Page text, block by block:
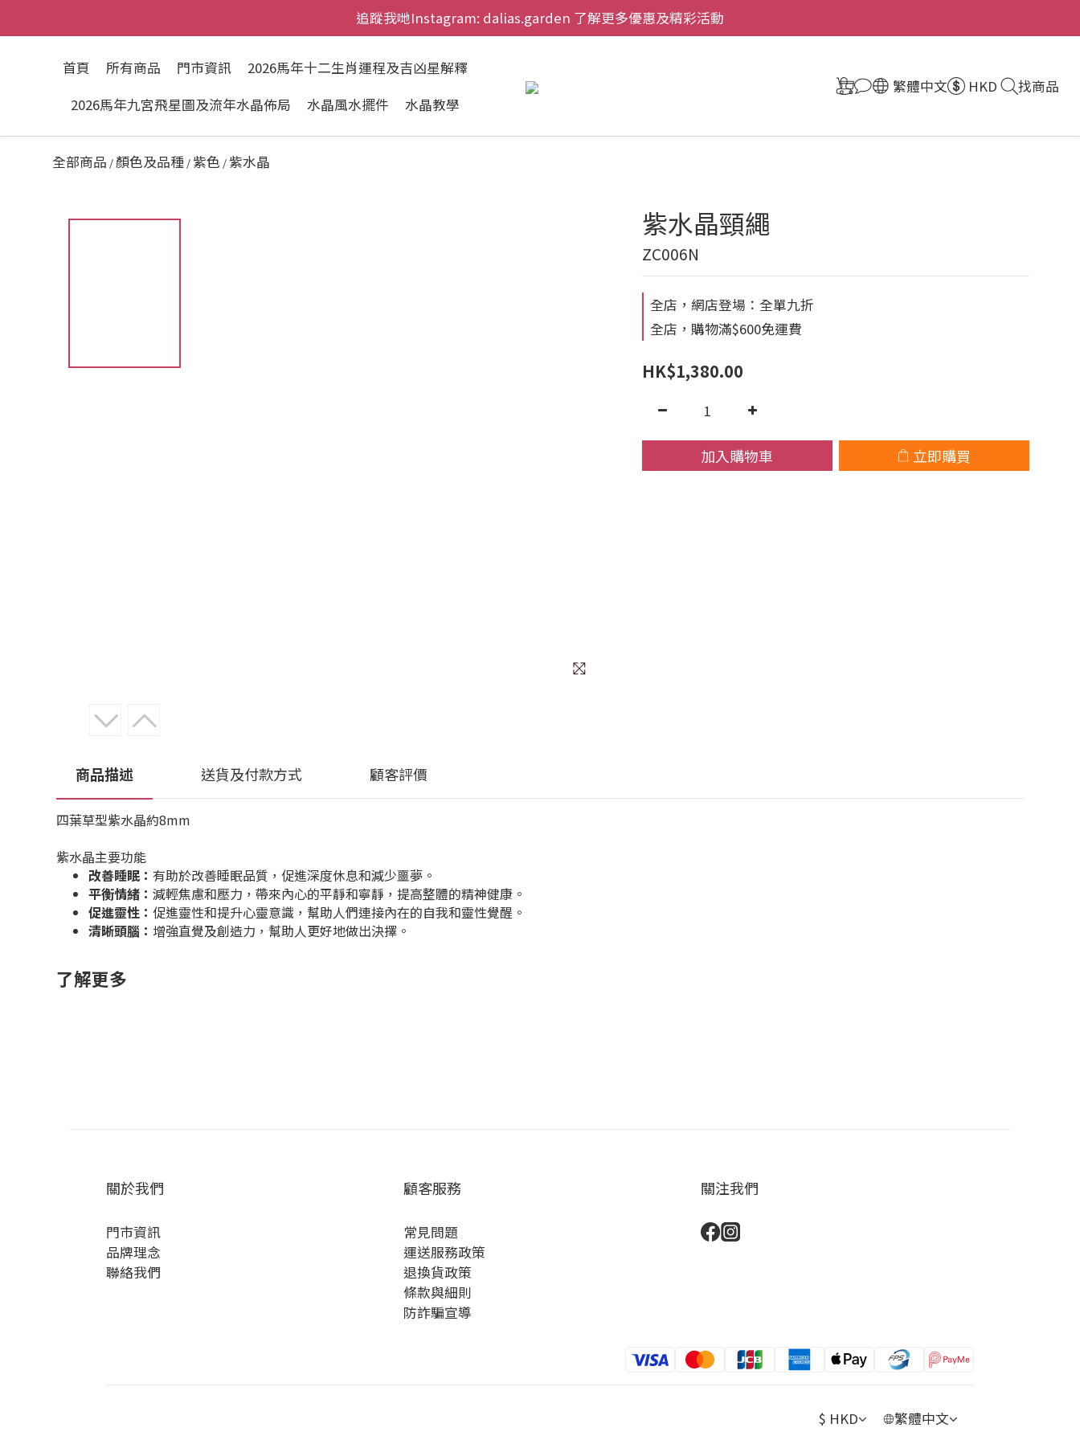
慶祝元朗新店開幕，網上首次購物九折兼免運費。
追蹤我哋Instagram: dalias.garden 了解更多優惠及精彩活動
首頁 所有商品 門市資訊
2026馬年十二生肖運程及吉凶星解釋
2026馬年九宮飛星圖及流年水晶佈局
水晶風水擺件 水晶教學
繁體中文 HKD 找商品
全部商品 /顏色及品種 /紫色 /紫水晶
紫水晶頸繩
ZC006N
全店，網店登場：全單九折
全店，購物滿$600免運費
HK$1,380.00
加入購物車 立即購買
商品描述 送貨及付款方式 顧客評價
四葉草型紫水晶約8mm
紫水晶主要功能
改善睡眠： 有助於改善睡眠品質，促進深度休息和減少噩夢。
平衡情緒： 減輕焦慮和壓力，帶來內心的平靜和寧靜，提高整體的精神健康。
促進靈性： 促進靈性和提升心靈意識，幫助人們連接內在的自我和靈性覺醒。
清晰頭腦： 增強直覺及創造力，幫助人更好地做出決擇。
了解更多
關於我們
門市資訊
品牌理念
聯絡我們
顧客服務
常見問題
運送服務政策
退換貨政策
條款與細則
防詐騙宣導
關注我們
$ HKD 繁體中文